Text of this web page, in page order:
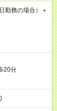
勤務の場合）＋
20分